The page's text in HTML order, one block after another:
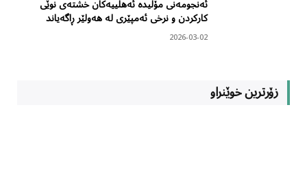
ئەنجومەنی مۆلیدە ئەهلییەکان خشتەی نوێی
کارکردن و نرخی ئەمپێری لە هەولێر ڕاگەیاند
2026-03-02
زۆرترین خوێنراو